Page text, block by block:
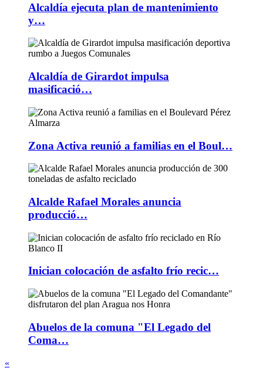
Alcaldía ejecuta plan de mantenimiento
y…
Alcaldía de Girardot impulsa
masificació…
Zona Activa reunió a familias en el Boul…
Alcalde Rafael Morales anuncia
producció…
Inician colocación de asfalto frío recic…
Abuelos de la comuna "El Legado del
Coma…
«